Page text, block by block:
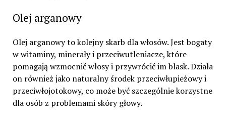
Olej arganowy
Olej arganowy to kolejny skarb dla włosów. Jest bogaty
w witaminy, minerały i przeciwutleniacze, które
pomagają wzmocnić włosy i przywrócić im blask. Działa
on również jako naturalny środek przeciwłupieżowy i
przeciwłojotokowy, co może być szczególnie korzystne
dla osób z problemami skóry głowy.